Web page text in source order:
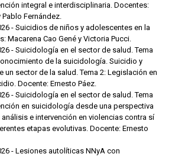
integral e interdisciplinaria. Docentes:
Fernández.
- Suicidios de niños y adolescentes en la
Macarena Cao Gené y Victoria Pucci.
- Suicidología en el sector de salud. Tema
de la suicidología. Suicidio y
un sector de la salud. Tema 2: Legislación en
Docente: Ernesto Páez.
- Suicidología en el sector de salud. Tema
en suicidología desde una perspectiva
análisis e intervención en violencias contra sí
etapas evolutivas. Docente: Ernesto
- Lesiones autolíticas NNyA con